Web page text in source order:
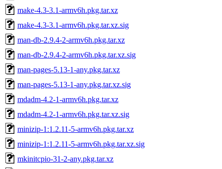
make-4.3-3.1-armv6h.pkg.tar.xz
make-4.3-3.1-armv6h.pkg.tar.xz.sig
man-db-2.9.4-2-armv6h.pkg.tar.xz
man-db-2.9.4-2-armv6h.pkg.tar.xz.sig
man-pages-5.13-1-any.pkg.tar.xz
man-pages-5.13-1-any.pkg.tar.xz.sig
mdadm-4.2-1-armv6h.pkg.tar.xz
mdadm-4.2-1-armv6h.pkg.tar.xz.sig
minizip-1:1.2.11-5-armv6h.pkg.tar.xz
minizip-1:1.2.11-5-armv6h.pkg.tar.xz.sig
mkinitcpio-31-2-any.pkg.tar.xz